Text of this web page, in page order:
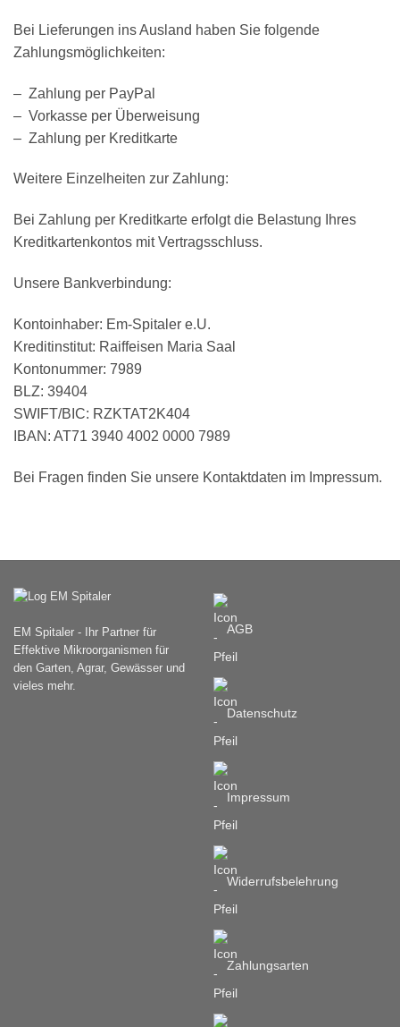
Bei Lieferungen ins Ausland haben Sie folgende
Zahlungsmöglichkeiten:
– Zahlung per PayPal
– Vorkasse per Überweisung
– Zahlung per Kreditkarte
Weitere Einzelheiten zur Zahlung:
Bei Zahlung per Kreditkarte erfolgt die Belastung Ihres
Kreditkartenkontos mit Vertragsschluss.
Unsere Bankverbindung:
Kontoinhaber: Em-Spitaler e.U.
Kreditinstitut: Raiffeisen Maria Saal
Kontonummer: 7989
BLZ: 39404
SWIFT/BIC: RZKTAT2K404
IBAN: AT71 3940 4002 0000 7989
Bei Fragen finden Sie unsere Kontaktdaten im Impressum.
EM Spitaler - Ihr Partner für
Effektive Mikroorganismen für
den Garten, Agrar, Gewässer und
vieles mehr.
AGB
Datenschutz
Impressum
Widerrufsbelehrung
Zahlungsarten